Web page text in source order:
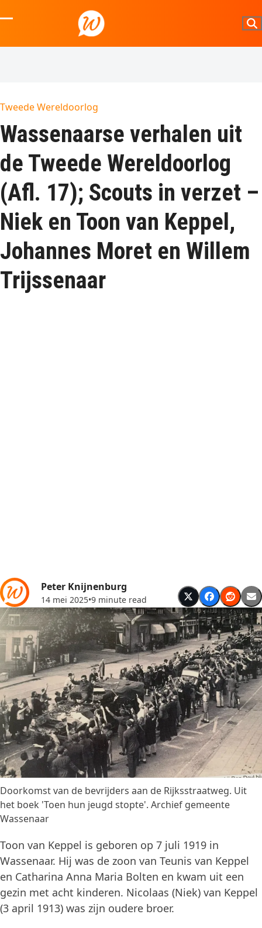
to
mobile
mobile
Tweede Wereldoorlog
Wassenaarse verhalen uit
de Tweede Wereldoorlog
(Afl. 17); Scouts in verzet –
Niek en Toon van Keppel,
Johannes Moret en Willem
Trijssenaar
Peter Knijnenburg
14 mei 2025•9 minute read
Doorkomst van de bevrijders aan de Rijksstraatweg. Uit
het boek 'Toen hun jeugd stopte'. Archief gemeente
Wassenaar
Toon van Keppel is geboren op 7 juli 1919 in
Wassenaar. Hij was de zoon van Teunis van Keppel
en Catharina Anna Maria Bolten en kwam uit een
gezin met acht kinderen. Nicolaas (Niek) van Keppel
(3 april 1913) was zijn oudere broer.